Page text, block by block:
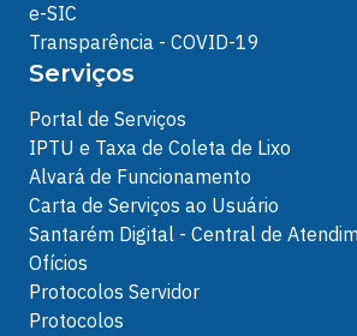
e-SIC
Transparência - COVID-19
Serviços
Portal de Serviços
IPTU e Taxa de Coleta de Lixo
Alvará de Funcionamento
Carta de Serviços ao Usuário
Santarém Digital - Central de
Ofícios
Protocolos Servidor
Protocolos